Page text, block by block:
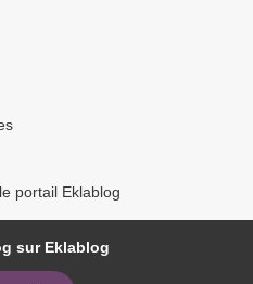
portail Eklablog
sur Eklablog